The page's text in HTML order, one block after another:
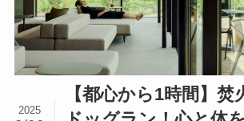
【都心から1時間】
2025